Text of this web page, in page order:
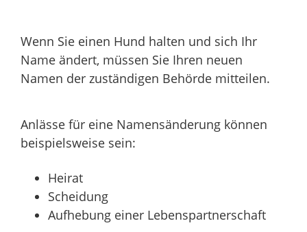
Wenn Sie einen Hund halten und sich Ihr
Name ändert, müssen Sie Ihren neuen
Namen der zuständigen Behörde mitteilen.
Anlässe für eine Namensänderung können
beispielsweise sein:
Heirat
Scheidung
Aufhebung einer Lebenspartnerschaft